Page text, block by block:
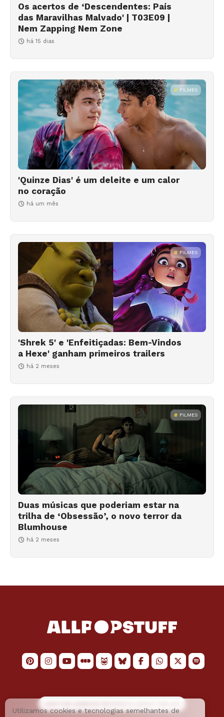
Os acertos de ‘Descendentes: País
das Maravilhas Malvado' | T03E09 |
Nem Zapping Nem Zone
há 15 dias
FILMES
'Quinze Dias' é um deleite e um calor
no coração
há um mês
FILMES
'Shrek 5' e 'Enfeitiçadas: Bem-Vindos
a Hexe' ganham primeiros trailers
há 2 meses
FILMES
Duas músicas que poderiam estar na
trilha de ‘Obsessão’, o novo terror da
Blumhouse
há 2 meses
Utilizamos cookies e tecnologias semelhantes de